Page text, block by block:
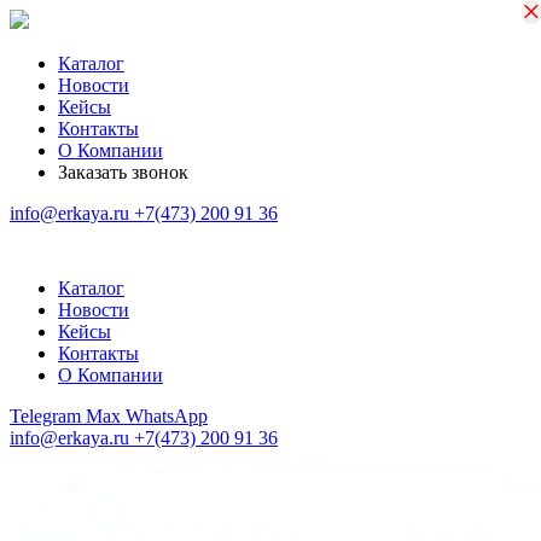
Каталог
Новости
Кейсы
Контакты
О Компании
Заказать звонок
info@erkaya.ru +7(473) 200 91 36
Каталог
Новости
Кейсы
Контакты
О Компании
Telegram Max WhatsApp
info@erkaya.ru +7(473) 200 91 36
×
×